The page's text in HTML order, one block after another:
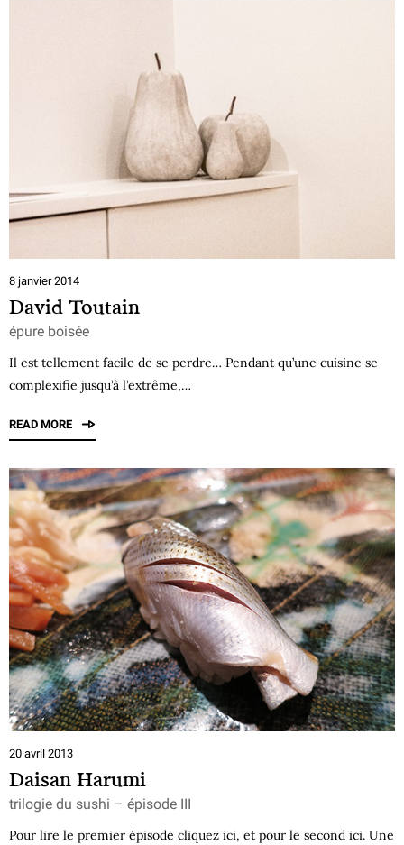
8 janvier 2014
David Toutain
épure boisée
Il est tellement facile de se perdre… Pendant qu’une cuisine se
complexifie jusqu’à l’extrême,…
READ MORE
20 avril 2013
Daisan Harumi
trilogie du sushi – épisode III
Pour lire le premier épisode cliquez ici, et pour le second ici. Une